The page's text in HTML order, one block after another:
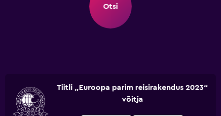
Otsi
Tiitli „Euroopa parim reisirakendus 2023“
võitja